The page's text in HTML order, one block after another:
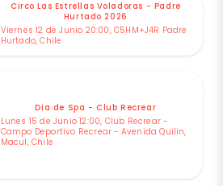
Circo Las Estrellas Voladoras - Padre
Hurtado 2026
Viernes 12 de Junio 20:00, C5HM+J4R Padre
Hurtado, Chile
Dia de Spa - Club Recrear
Lunes 15 de Junio 12:00, Club Recrear -
Campo Deportivo Recrear - Avenida Quilin,
Macul, Chile